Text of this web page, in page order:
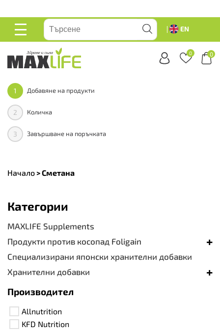
ОСНОВНО
EN
0 0
1 Добавяне на продукти
2 Количка
3 Завършване на поръчката
Начало >Сметана
Категории
MAXLIFE Supplements
Продукти против косопад Foligain
+
Специализирани японски хранителни добавки
Хранителни добавки
+
Производител
Allnutrition
KFD Nutrition